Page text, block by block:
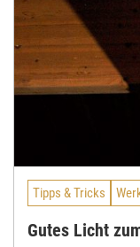
Tipps & Tricks
Gutes Licht